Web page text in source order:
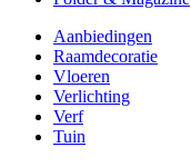
Aanbiedingen
Raamdecoratie
Vloeren
Verlichting
Verf
Tuin